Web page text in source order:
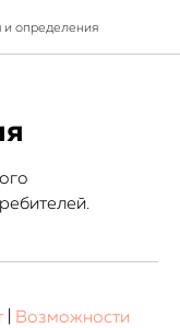
и определения
Возможности